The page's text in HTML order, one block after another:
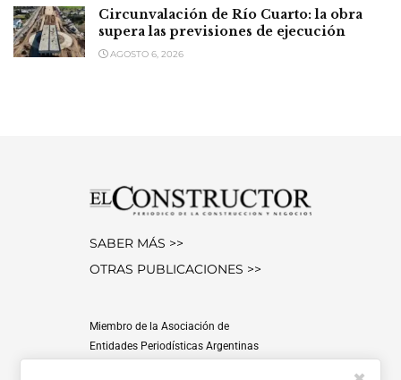
Circunvalación de Río Cuarto: la obra
supera las previsiones de ejecución
AGOSTO 6, 2026
SABER MÁS >>
OTRAS PUBLICACIONES >>
Miembro de la Asociación de
Entidades Periodísticas Argentinas